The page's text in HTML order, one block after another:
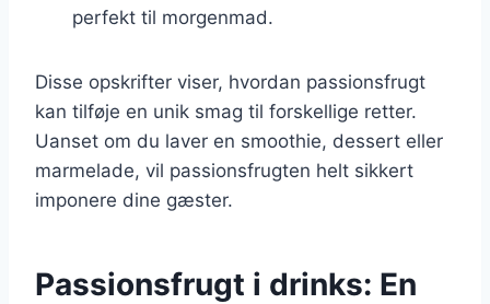
perfekt til morgenmad.
Disse opskrifter viser, hvordan passionsfrugt
kan tilføje en unik smag til forskellige retter.
Uanset om du laver en smoothie, dessert eller
marmelade, vil passionsfrugten helt sikkert
imponere dine gæster.
Passionsfrugt i drinks: En